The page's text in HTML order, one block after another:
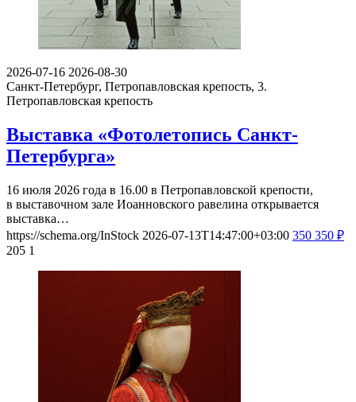
2026-07-16 2026-08-30
Санкт-Петербург, Петропавловская крепость, 3.
Петропавловская крепость
Выставка «Фотолетопись Санкт-
Петербурга»
16 июля 2026 года в 16.00 в Петропавловской крепости,
в выставочном зале Иоанновского равелина открывается
выставка…
https://schema.org/InStock 2026-07-13T14:47:00+03:00 350 350 ₽
205 1